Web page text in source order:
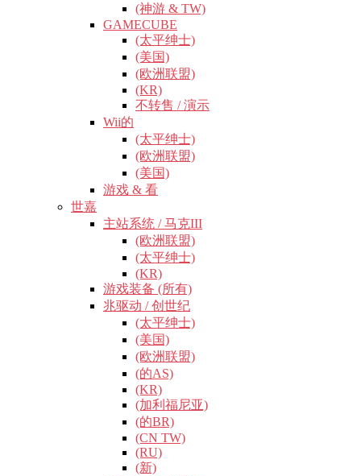
(神游 & TW)
GAMECUBE
(太平绅士)
(美国)
(欧洲联盟)
(KR)
不转售 / 演示
Wii的
(太平绅士)
(欧洲联盟)
(美国)
游戏 & 看
世嘉
主站系统 / 马克III
(欧洲联盟)
(太平绅士)
(KR)
游戏装备 (所有)
兆驱动 / 创世纪
(太平绅士)
(美国)
(欧洲联盟)
(的AS)
(KR)
(加利福尼亚)
(的BR)
(CN TW)
(RU)
(新)